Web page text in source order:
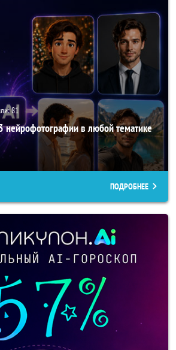
81
нейрофотографии в любой тематике
ПОДРОБНЕЕ